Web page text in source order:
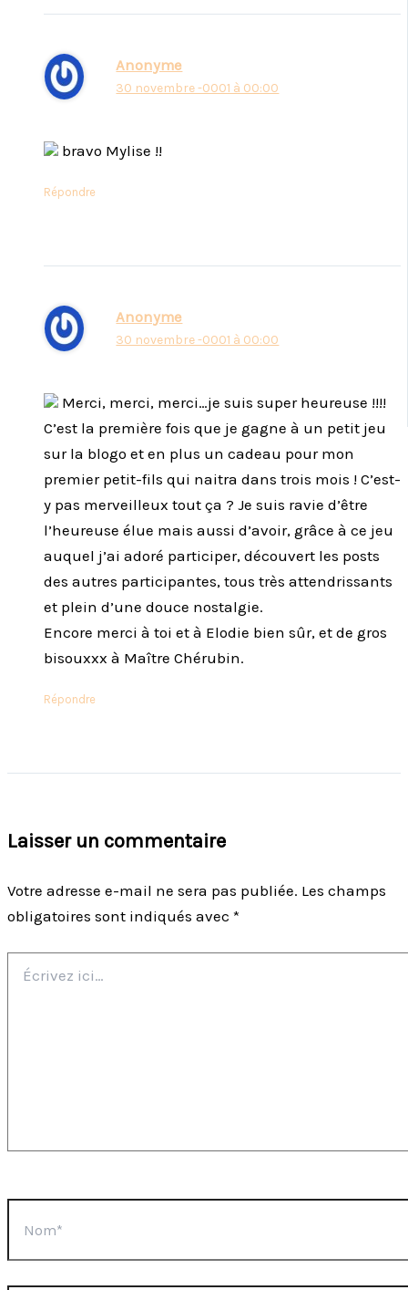
Anonyme
30 novembre -0001 à 00:00
bravo Mylise !!
Répondre
Anonyme
30 novembre -0001 à 00:00
Merci, merci, merci…je suis super heureuse !!!!
C’est la première fois que je gagne à un petit jeu
sur la blogo et en plus un cadeau pour mon
premier petit-fils qui naitra dans trois mois ! C’est-
y pas merveilleux tout ça ? Je suis ravie d’être
l’heureuse élue mais aussi d’avoir, grâce à ce jeu
auquel j’ai adoré participer, découvert les posts
des autres participantes, tous très attendrissants
et plein d’une douce nostalgie.
Encore merci à toi et à Elodie bien sûr, et de gros
bisouxxx à Maître Chérubin.
Répondre
Laisser un commentaire
Votre adresse e-mail ne sera pas publiée. Les champs
obligatoires sont indiqués avec *
ici…